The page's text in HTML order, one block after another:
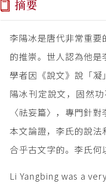
摘要
李陽冰是唐代非常重
的推崇。世人認為他是
學者因《說文》說「凝
陽冰刊定說文，固然
〈祛妄篇〉，專門針
本文論證，李氏的說
合乎古文字的。李氏何
Li Yangbing was a